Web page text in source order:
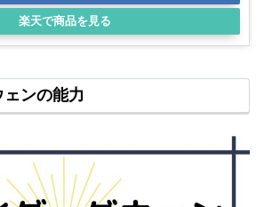
楽天で商品を見る
ンの能力